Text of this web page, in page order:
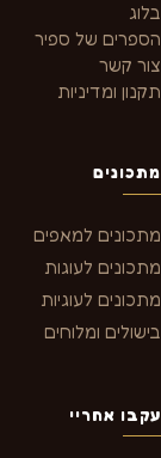
בלוג
הספרים של ספיר
צור קשר
תקנון ומדיניות
מתכונים
מתכונים למאפים
מתכונים לעוגות
מתכונים לעוגיות
בישולים ומלוחים
עקבו אחריי